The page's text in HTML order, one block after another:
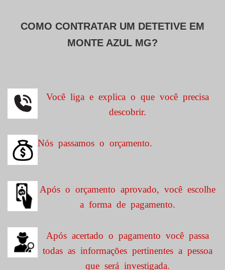
COMO CONTRATAR UM DETETIVE EM
MONTE AZUL MG?
Você liga e explica o que você precisa
descobrir.
Nós passamos o orçamento.
Após o orçamento aprovado, você escolhe
a forma de pagamento.
Após acertado o pagamento você passa
todas as informações pertinentes a pessoa
que será investigada.